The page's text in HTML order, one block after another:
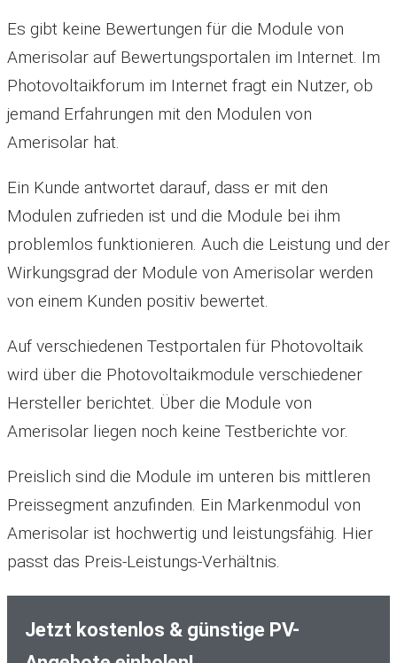
Es gibt keine Bewertungen für die Module von
Amerisolar auf Bewertungsportalen im Internet. Im
Photovoltaikforum im Internet fragt ein Nutzer, ob
jemand Erfahrungen mit den Modulen von
Amerisolar hat.
Ein Kunde antwortet darauf, dass er mit den
Modulen zufrieden ist und die Module bei ihm
problemlos funktionieren. Auch die Leistung und der
Wirkungsgrad der Module von Amerisolar werden
von einem Kunden positiv bewertet.
Auf verschiedenen Testportalen für Photovoltaik
wird über die Photovoltaikmodule verschiedener
Hersteller berichtet. Über die Module von
Amerisolar liegen noch keine Testberichte vor.
Preislich sind die Module im unteren bis mittleren
Preissegment anzufinden. Ein Markenmodul von
Amerisolar ist hochwertig und leistungsfähig. Hier
passt das Preis-Leistungs-Verhältnis.
Jetzt kostenlos & günstige PV-